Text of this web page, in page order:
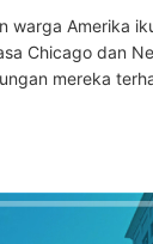
warga Amerika
Chicago dan
mereka